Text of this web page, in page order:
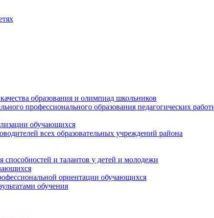
образования и олимпиад школьников
профессионального образования педагогических
обучающихся
всех образовательных учреждений района
и талантов у детей и молодежи
ориентации обучающихся
обучения